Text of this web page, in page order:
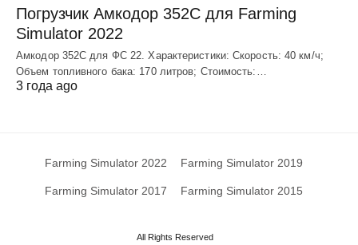
Погрузчик Амкодор 352С для Farming
Simulator 2022
Амкодор 352С для ФС 22. Характеристики: Скорость: 40 км/ч;
Объем топливного бака: 170 литров; Стоимость:…
3 года ago
Farming Simulator 2022 Farming Simulator 2019
Farming Simulator 2017 Farming Simulator 2015
All Rights Reserved